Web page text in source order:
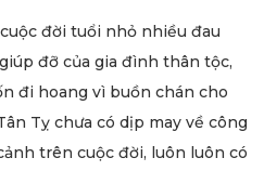
đời tuổi nhỏ nhiều đau
đỡ của gia đình thân tộc,
đi hoang vì buồn chán cho
Tỵ chưa có dịp may về công
trên cuộc đời, luôn luôn có